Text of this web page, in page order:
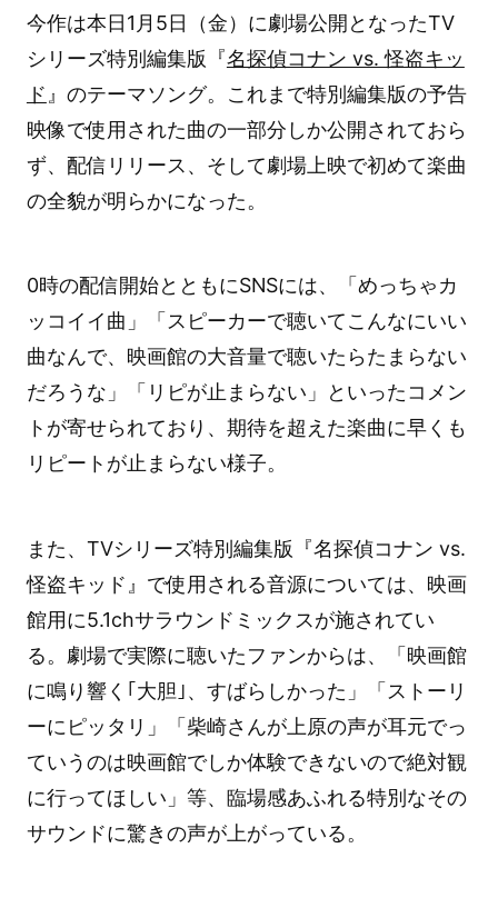
今作は本日1月5日（金）に劇場公開となったTV
シリーズ特別編集版『名探偵コナン vs. 怪盗キッ
ド 』のテーマソング。これまで特別編集版の予告
映像で使用された曲の一部分しか公開されておら
ず、配信リリース、そして劇場上映で初めて楽曲
の全貌が明らかになった。
0時の配信開始とともにSNSには、「めっちゃカ
ッコイイ曲」「スピーカーで聴いてこんなにいい
曲なんで、映画館の大音量で聴いたらたまらない
だろうな」「リピが止まらない」といったコメン
トが寄せられており、期待を超えた楽曲に早くも
リピートが止まらない様子。
また、TVシリーズ特別編集版『名探偵コナン vs.
怪盗キッド』で使用される音源については、映画
館用に5.1chサラウンドミックスが施されてい
る。劇場で実際に聴いたファンからは、「映画館
に鳴り響く｢大胆｣、すばらしかった」「ストーリ
ーにピッタリ」「柴崎さんが上原の声が耳元でっ
ていうのは映画館でしか体験できないので絶対観
に行ってほしい」等、臨場感あふれる特別なその
サウンドに驚きの声が上がっている。